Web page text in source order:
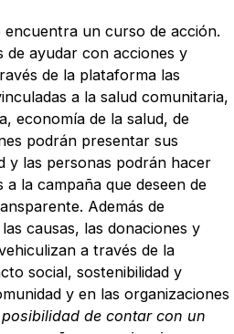
encuentra un curso de acción.
de ayudar con acciones y
de la plataforma las
a la salud comunitaria,
economía de la salud, de
podrán presentar sus
y las personas podrán hacer
la campaña que deseen de
Además de
causas, las donaciones y
a través de la
social, sostenibilidad y
y en las organizaciones
posibilidad de contar con un